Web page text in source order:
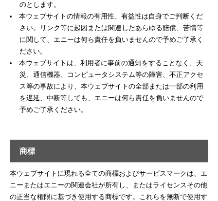
のとします。
本ウェブサイトの情報の有用性、有益性は自身でご判断くだ
さい。リンク等に起因または関連したあらゆる賠償、苦情等
に関して、エニーは何ら責任を負いませんので予めご了承く
ださい。
本ウェブサイトは、利用者に事前の通知をすることなく、天
災、通信機器、コンピュータシステム等の障害、不正アクセ
ス等の事故により、本ウェブサイトの全部または一部の利用
を遅延、中断等しても、エニーは何ら責任を負いませんので
予めご了承ください。
商標
本ウェブサイトに現れる全ての商標およびサービスマークは、エ
ニーまたはエニーの関連会社が所有し、またはライセンスその他
の正当な権限に基づき使用する商標です。これらを無断で使用す